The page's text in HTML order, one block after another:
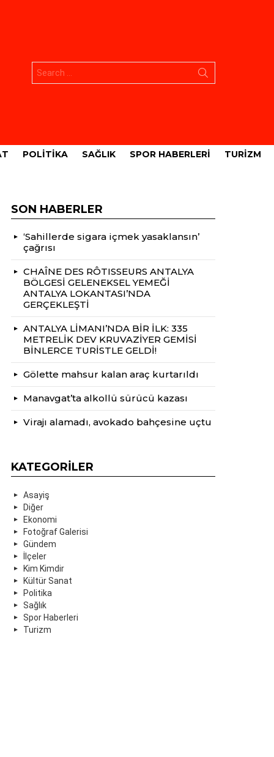
POLITIKA SAĞLIK SPOR HABERLERI TURIZM
SON HABERLER
‘Sahillerde sigara içmek yasaklansın’
çağrısı
CHAÎNE DES RÔTISSEURS ANTALYA
BÖLGESİ GELENEKSEL YEMEĞİ
ANTALYA LOKANTASI’NDA
GERÇEKLEŞTİ
ANTALYA LİMANI’NDA BİR İLK: 335
METRELİK DEV KRUVAZİYER GEMİSİ
BİNLERCE TURİSTLE GELDİ!
Gölette mahsur kalan araç kurtarıldı
Manavgat’ta alkollü sürücü kazası
Virajı alamadı, avokado bahçesine uçtu
KATEGORILER
Asayiş
Diğer
Ekonomi
Fotoğraf Galerisi
Gündem
İlçeler
Kim Kimdir
Kültür Sanat
Politika
Sağlık
Spor Haberleri
Turizm